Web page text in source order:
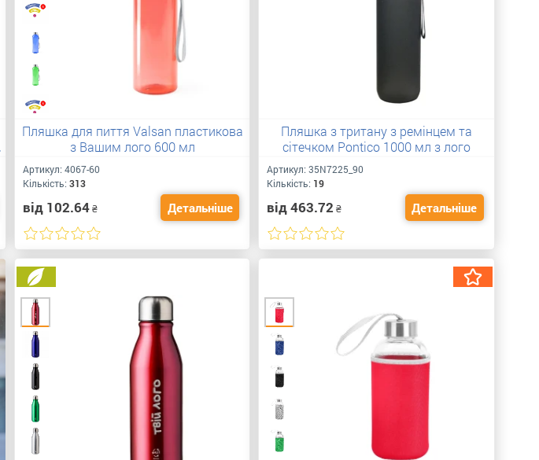
Пляшка для пиття Valsan пластикова
з Вашим лого 600 мл
Артикул:4067-60
Кількість:313
від 102.64₴ Детальніше
Пляшка з тритану з ремінцем та
сітечком Pontico 1000 мл з лого
Артикул:35N7225_90
Кількість: 19
від 463.72 ₴ Детальніше